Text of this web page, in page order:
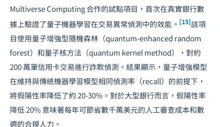
Multiverse Computing 合作的試點項目，首次在真實銀行數
據上驗證了量子機器學習在交易異常偵測中的效能。 [15]該項
目使用量子增強型隨機森林（quantum-enhanced random
forest）和量子核方法（quantum kernel method），對約
200 萬筆信用卡交易進行詐欺偵測。結果顯示，量子增強模型
在維持與傳統機器學習模型相同偵測率（recall）的前提下，
將假陽性率降低了約 20-30%。對於大型銀行而言，假陽性率
降低 20% 意味著每年可節省數千萬美元的人工審查成本和數
週的合規人力。